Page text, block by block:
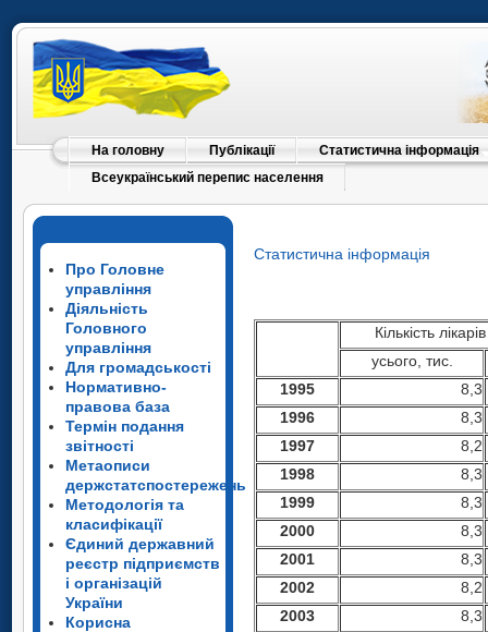
На головну Публікації
Статистична інформація
Всеукраїнський перепис населення
Про Головне
управління
Діяльність
Головного
управління
Для громадськості
Нормативно-
правова база
Термін подання
звітності
Метаописи
держстатспостережень
Методологія та
класифікації
Єдиний державний
реєстр підприємств
і організацій
України
Корисна
Статистична інформація
Кількість
усього, тис.
1995
8,3
1996
8,3
1997
8,2
1998
8,3
1999
8,3
2000
8,3
2001
8,3
2002
8,2
2003
8,3